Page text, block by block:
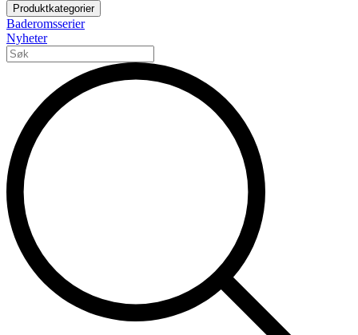
Produktkategorier
Baderomsserier
Nyheter